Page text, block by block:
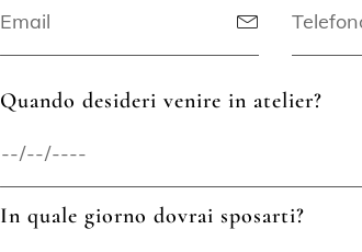
Quando desideri venire in atelier?
In quale giorno dovrai sposarti?